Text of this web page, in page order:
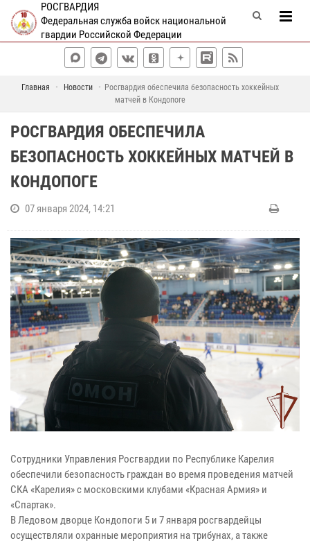
РОСГВАРДИЯ
Федеральная служба войск национальной
гвардии Российской Федерации
Главная Новости
Росгвардия обеспечила безопасность хоккейных
матчей в Кондопоге
РОСГВАРДИЯ ОБЕСПЕЧИЛА
БЕЗОПАСНОСТЬ ХОККЕЙНЫХ МАТЧЕЙ В
КОНДОПОГЕ
07 января 2024, 14:21
Сотрудники Управления Росгвардии по Республике Карелия
обеспечили безопасность граждан во время проведения матчей
СКА «Карелия» с московскими клубами «Красная Армия» и
«Спартак».
В Ледовом дворце Кондопоги 5 и 7 января росгвардейцы
осуществляли охранные мероприятия на трибунах, а также